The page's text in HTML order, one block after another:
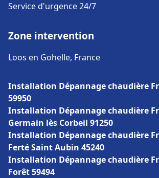
Service d'urgence 24/7
Zone intervention
Loos en Gohelle, France
Installation Dépannage chaudière
59950
Installation Dépannage chaudière
Germain lès Corbeil 91250
Installation Dépannage chaudière
Ferté Saint Aubin 45240
Installation Dépannage chaudière
Forêt 59494